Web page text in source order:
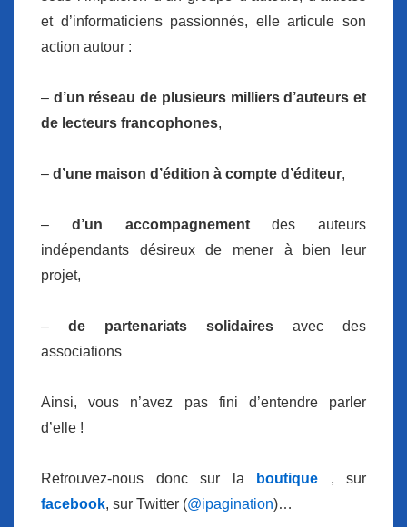
et d’informaticiens passionnés, elle articule son
action autour :
– d’un réseau de plusieurs milliers d’auteurs et
de lecteurs francophones,
– d’une maison d’édition à compte d’éditeur,
– d’un accompagnementdes auteurs
indépendants désireux de mener à bien leur
projet,
– de partenariats solidaires avec des
associations
Ainsi, vous n’avez pas fini d’entendre parler
d’elle !
Retrouvez-nous donc sur la boutique , sur
facebook, sur Twitter (@ipagination)…